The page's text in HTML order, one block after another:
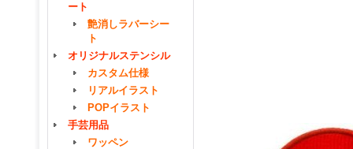
ート
艶消しラバーシー
ト
オリジナルステンシル
カスタム仕様
リアルイラスト
POPイラスト
手芸用品
ワッペン